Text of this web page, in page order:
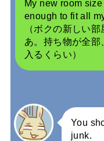
My new room
enough to fit all
（ボクの新しい
あ。持ち物が全部
入るくらい）
You
junk.